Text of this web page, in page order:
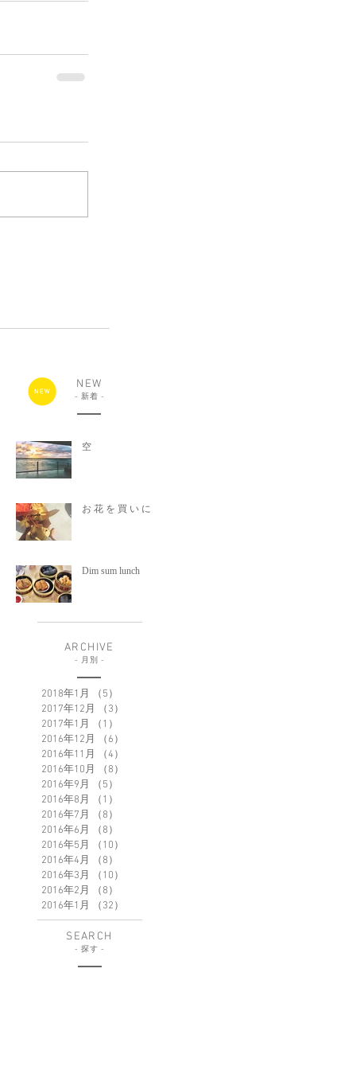
NEW
- 新着 -
空
お 花 を 買 い に
Dim sum lunch
ARCHIVE
- 月別 -
2018年1月 （5）
2017年12月
（3）
2017年1月
（1）
2016年12月
（6）
2016年11月
（4）
2016年10月
（8）
2016年9月
（5）
2016年8月
（1）
2016年7月
（8）
2016年6月
（8）
2016年5月
（10）
2016年4月
（8）
2016年3月
（10）
2016年2月
（8）
2016年1月
（32）
SEARCH
- 探す -